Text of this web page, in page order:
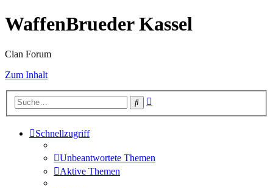
WaffenBrueder Kassel
Clan Forum
Zum Inhalt
Suche
Schnellzugriff
Unbeantwortete Themen
Aktive Themen